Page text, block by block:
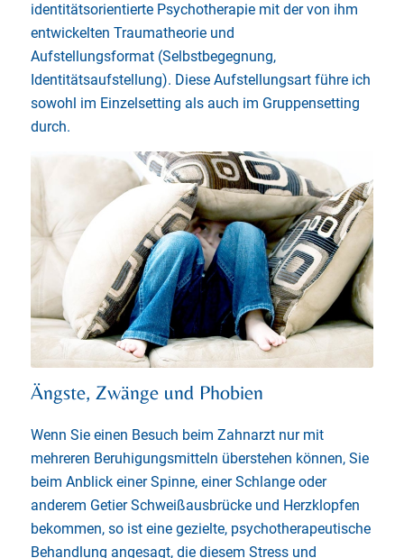
identitätsorientierte Psychotherapie mit der von ihm
entwickelten Traumatheorie und
Aufstellungsformat (Selbstbegegnung,
Identitätsaufstellung). Diese Aufstellungsart führe ich
sowohl im Einzelsetting als auch im Gruppensetting
durch.
Ängste, Zwänge und Phobien
Wenn Sie einen Besuch beim Zahnarzt nur mit
mehreren Beruhigungsmitteln überstehen können, Sie
beim Anblick einer Spinne, einer Schlange oder
anderem Getier Schweißausbrücke und Herzklopfen
bekommen, so ist eine gezielte, psychotherapeutische
Behandlung angesagt, die diesem Stress und